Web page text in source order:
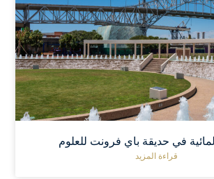
في حديقة باي فرونت للعلوم
قراءة المزيد